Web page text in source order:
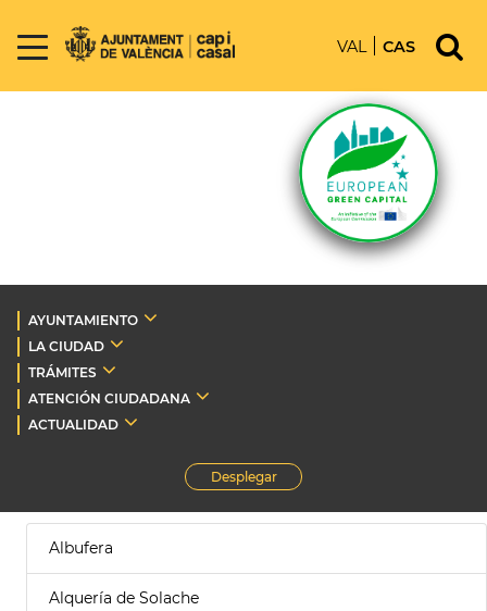
VAL CAS
AYUNTAMIENTO
LA CIUDAD
TRÁMITES
ATENCIÓN CIUDADANA
ACTUALIDAD
Desplegar
Albufera
Alquería de Solache